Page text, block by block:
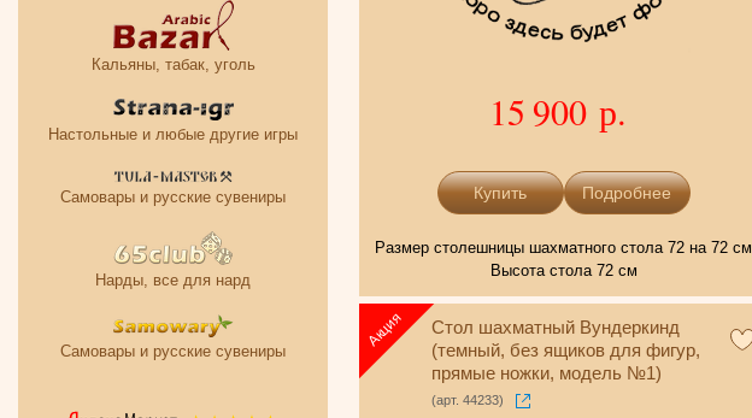
15 900 р.
Подробнее
Размер столешницы шахматного стола 72 на 72 см
Высота стола 72 см
Стол шахматный Вундеркинд
(темный, без ящиков для фигур,
прямые ножки, модель №1)
(арт. 44233)
Кальяны, табак, уголь
Настольные и любые другие игры
Самовары и русские сувениры
Нарды, все для нард
Самовары и русские сувениры